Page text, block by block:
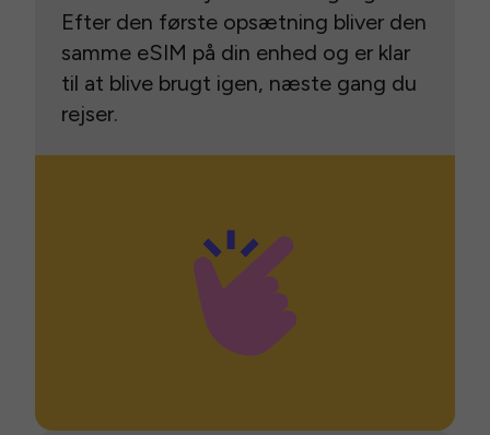
Efter den første opsætning bliver den
samme eSIM på din enhed og er klar
til at blive brugt igen, næste gang du
rejser.